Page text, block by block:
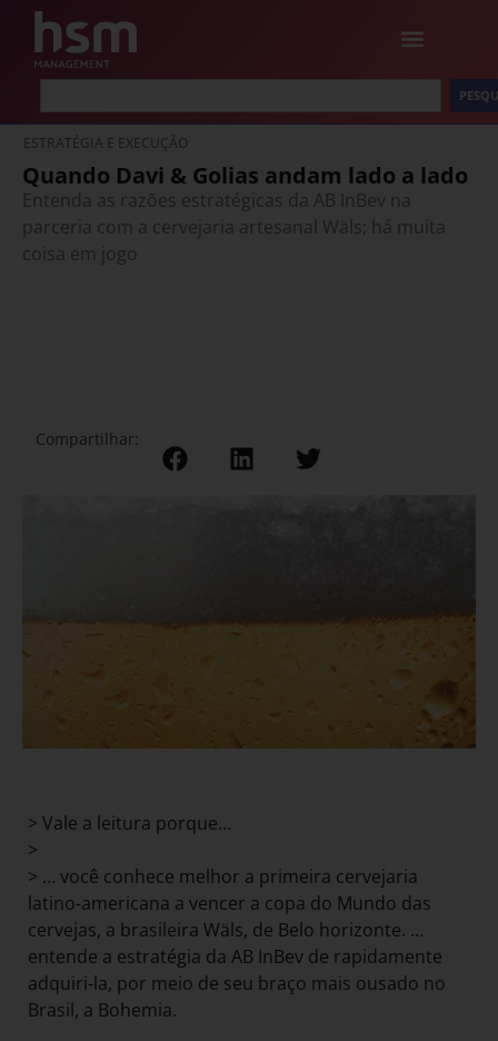
ESTRATÉGIA E EXECUÇÃO
Quando Davi & Golias andam lado a lado
Entenda as razões estratégicas da AB InBev na
parceria com a cervejaria artesanal Wäls; há muita
coisa em jogo
Compartilhar:
> Vale a leitura porque…
>
> … você conhece melhor a primeira cervejaria
latino-americana a vencer a copa do Mundo das
cervejas, a brasileira Wäls, de Belo horizonte. …
entende a estratégia da AB InBev de rapidamente
adquiri-la, por meio de seu braço mais ousado no
Brasil, a Bohemia.